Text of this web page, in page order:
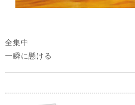
全集中
一瞬に懸ける